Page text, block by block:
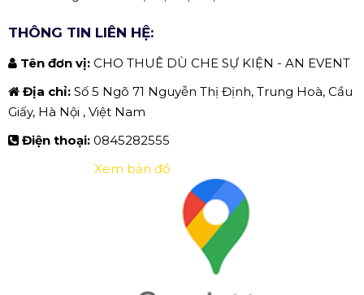
THÔNG TIN LIÊN HỆ:
Tên đơn vị: CHO THUÊ DÙ CHE SỰ KIỆN - AN EVENT
Địa chỉ: Số 5 Ngõ 71 Nguyễn Thị Định, Trung Hoà, Cầu
Giấy, Hà Nội , Việt Nam
Điện thoại: 0845282555
Xem bản đồ